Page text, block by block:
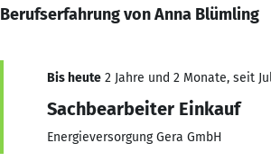
Berufserfahrung von Anna Blümling
Bis heute 2 Jahre und 2 Monate, seit
Sachbearbeiter Einkauf
Energieversorgung Gera GmbH